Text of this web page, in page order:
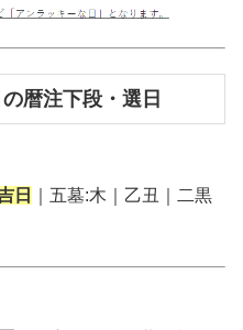
暦注下段・選日
日
｜五墓:木｜乙丑｜二黒